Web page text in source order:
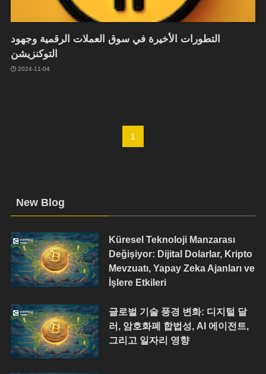
التطورات الأخيرة في سوق العملات الرقمية وجهود
التوكنزيشن
2024-11-04
1
New Blog
Küresel Teknoloji Manzarası
Değişiyor: Dijital Dolarlar, Kripto
Mevzuatı, Yapay Zeka Ajanları ve
İşlere Etkileri
글로벌 기술 풍경 변화: 디지털 달
러, 암호화폐 합법성, AI 에이전트,
그리고 일자리 영향